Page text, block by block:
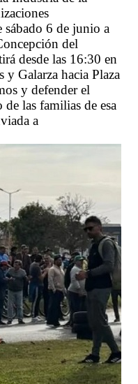
sábado 6 de junio a
del
desde las 16:30 en
Galarza hacia Plaza
y defender el
las familias de esa
a